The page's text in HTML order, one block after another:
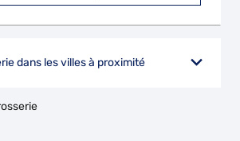
dans les villes à proximité